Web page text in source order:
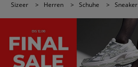
Sizeer > Herren > Schuhe > Sneaker